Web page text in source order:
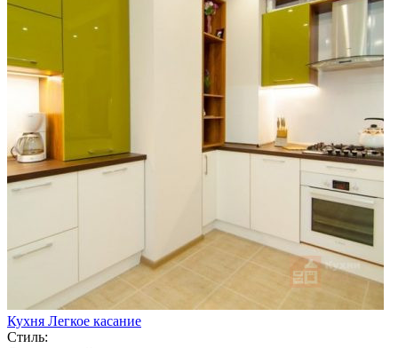
Кухня Легкое касание
Стиль: